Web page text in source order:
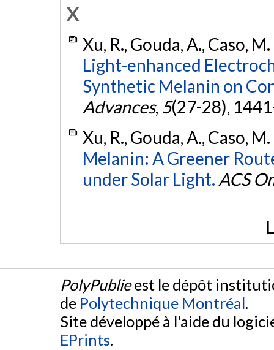
X
Xu, R., Gouda, A., Caso,
Light-enhanced
Synthetic Melanin on
Advances, 5(27-28),
Xu, R., Gouda, A., Caso,
Melanin: A Greener
under Solar Light. ACS
PolyPublieest le dépôt
de Polytechnique Montréal.
Site développé à l'aide du
EPrints.